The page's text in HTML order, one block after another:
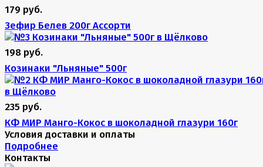
179 руб.
Зефир Белев 200г Ассорти
198 руб.
Козинаки "Льняные" 500г
235 руб.
КФ МИР Манго-Кокос в шоколадной глазури 160г
Условия доставки и оплаты
Подробнее
Контакты